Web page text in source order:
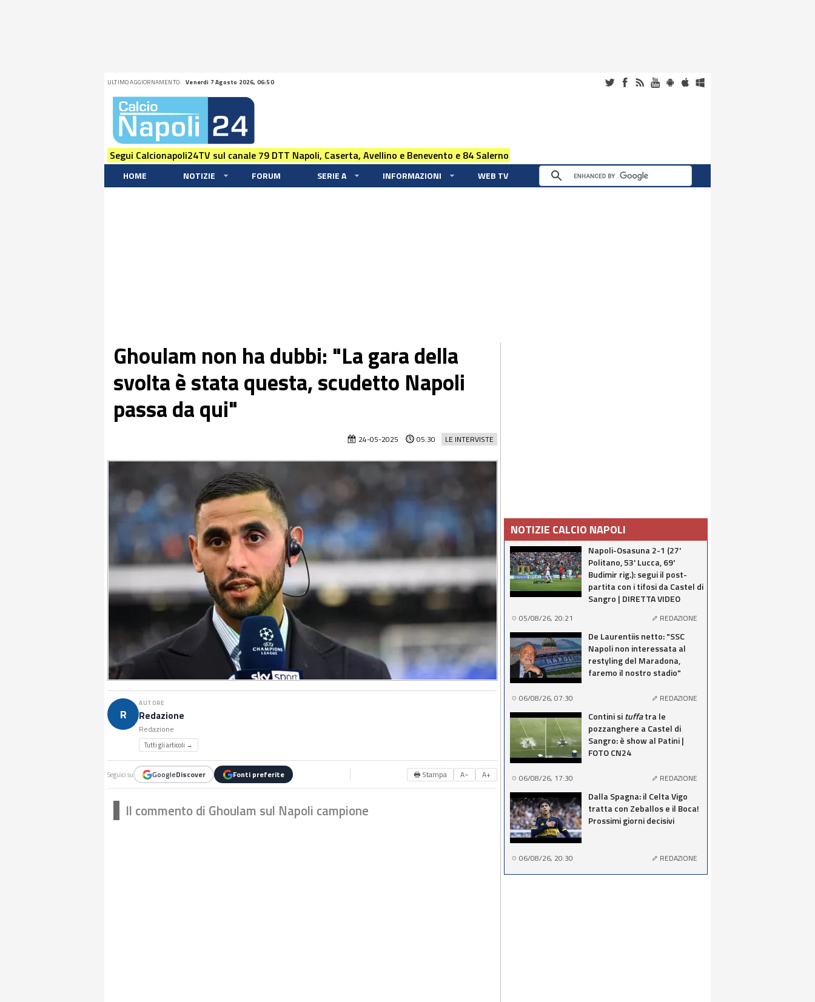
ULTIMO AGGIORNAMENTO: Venerdi 7 Agosto 2026, 06:50
Segui Calcionapoli24TV sul canale 79 DTT Napoli, Caserta, Avellino e Benevento e 84 Salerno
HOME NOTIZIE FORUM SERIE A INFORMAZIONI WEB TV
Ghoulam non ha dubbi: "La gara della
svolta è stata questa, scudetto Napoli
passa da qui"
LE INTERVISTE
24-05-2025 05:30
R
AUTORE
Redazione
Redazione
Tutti gli articoli →
Seguici su GoogleDiscover Fonti preferite 🖶 Stampa A− A+
Il commento di Ghoulam sul Napoli campione
NOTIZIE CALCIO NAPOLI
Napoli-Osasuna 2-1 (27'
Politano, 53' Lucca, 69'
Budimir rig.): segui il post-
partita con i tifosi da Castel di
Sangro | DIRETTA VIDEO
05/08/26, 20:21 REDAZIONE
De Laurentiis netto: "SSC
Napoli non interessata al
restyling del Maradona,
faremo il nostro stadio"
06/08/26, 07:30 REDAZIONE
Contini situffatra le
pozzanghere a Castel di
Sangro: è show al Patini |
FOTO CN24
06/08/26, 17:30 REDAZIONE
Dalla Spagna: il Celta Vigo
tratta con Zeballos e il Boca!
Prossimi giorni decisivi
06/08/26, 20:30 REDAZIONE